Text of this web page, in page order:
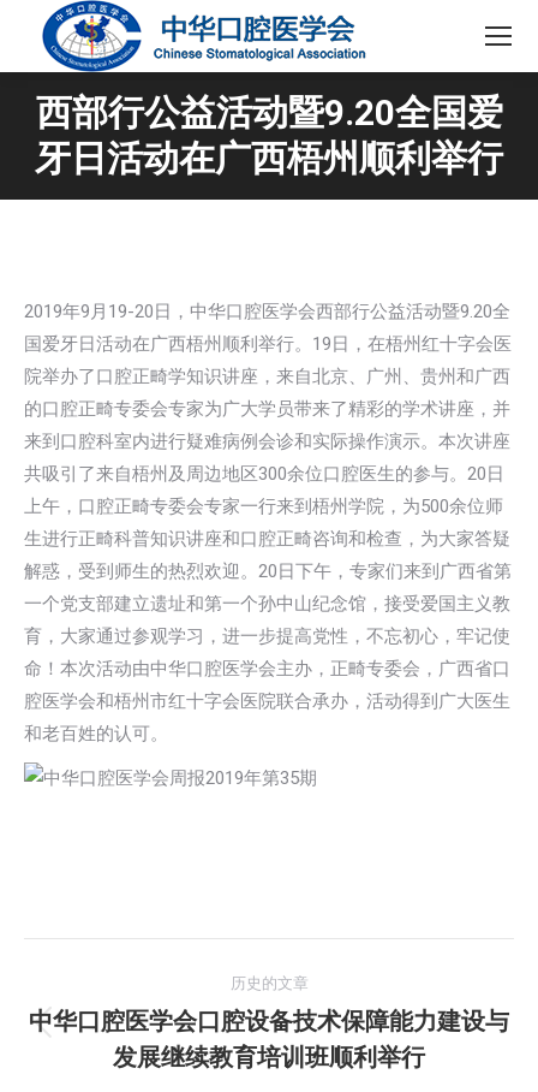
西部行公益活动暨9.20全国爱
牙日活动在广西梧州顺利举行
2019年9月19-20日，中华口腔医学会西部行公益活动暨9.20全
国爱牙日活动在广西梧州顺利举行。19日，在梧州红十字会医
院举办了口腔正畸学知识讲座，来自北京、广州、贵州和广西
的口腔正畸专委会专家为广大学员带来了精彩的学术讲座，并
来到口腔科室内进行疑难病例会诊和实际操作演示。本次讲座
共吸引了来自梧州及周边地区300余位口腔医生的参与。20日
上午，口腔正畸专委会专家一行来到梧州学院，为500余位师
生进行正畸科普知识讲座和口腔正畸咨询和检查，为大家答疑
解惑，受到师生的热烈欢迎。20日下午，专家们来到广西省第
一个党支部建立遗址和第一个孙中山纪念馆，接受爱国主义教
育，大家通过参观学习，进一步提高党性，不忘初心，牢记使
命！本次活动由中华口腔医学会主办，正畸专委会，广西省口
腔医学会和梧州市红十字会医院联合承办，活动得到广大医生
和老百姓的认可。
章
历史的文章
历
史
中华口腔医学会口腔设备技术保障能力建设与
发展继续教育培训班顺利举行